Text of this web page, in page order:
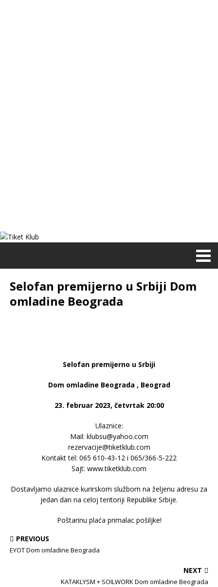
Selofan premijerno u Srbiji Dom
omladine Beograda
Selofan premijerno u Srbiji
Dom omladine Beograda , Beograd
23. februar 2023, četvrtak 20:00
Ulaznice:
Mail: klubsu@yahoo.com
rezervacije@tiketklub.com
Kontakt tel: 065 610-43-12 i 065/366-5-222
Sajt: www.tiketklub.com
Dostavljamo ulaznice kurirskom službom na željenu adresu za
jedan dan na celoj teritoriji Republike Srbije.
Poštarinu plaća primalac pošiljke!
PREVIOUS
EYOT Dom omladine Beograda
NEXT
KATAKLYSM + SOILWORK Dom omladine Beograda